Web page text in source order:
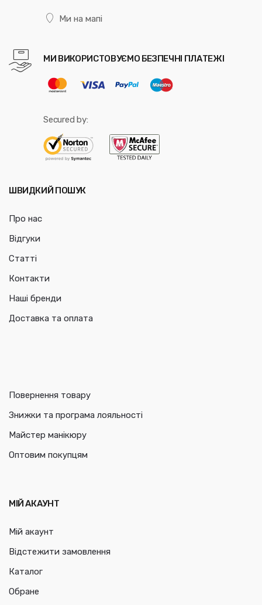
Ми на мапі
МИ ВИКОРИСТОВУЄМО БЕЗПЕЧНІ ПЛАТЕЖІ
Secured by:
ШВИДКИЙ ПОШУК
Про нас
Відгуки
Статті
Контакти
Наші бренди
Доставка та оплата
Повернення товару
Знижки та програма лояльності
Майстер манікюру
Оптовим покупцям
МІЙ АКАУНТ
Мій акаунт
Відстежити замовлення
Каталог
Обране